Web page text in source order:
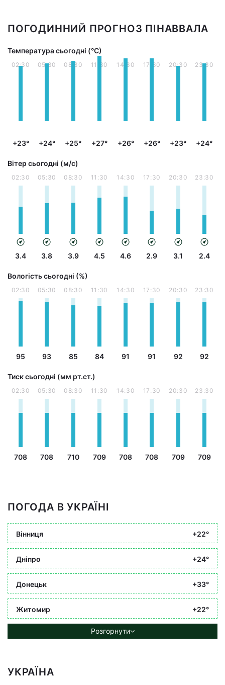
ПОГОДИННИЙ ПРОГНОЗ ПІНАВВАЛА
Температура сьогодні (°С)
02:30
+23°
05:30
+24°
08:30
+25°
11:30
+27°
14:30
+26°
17:30
+26°
20:30
+23°
23:30
+24°
Вітер сьогодні (м/с)
02:30
3.4
05:30
3.8
08:30
3.9
11:30
4.5
14:30
4.6
17:30
2.9
20:30
3.1
23:30
2.4
Вологість сьогодні (%)
02:30
95
05:30
93
08:30
85
11:30
84
14:30
91
17:30
91
20:30
92
23:30
92
Тиск сьогодні (мм рт.ст.)
02:30
708
05:30
708
08:30
710
11:30
709
14:30
708
17:30
708
20:30
709
23:30
709
ПОГОДА В УКРАЇНІ
Вінниця +22°
Дніпро +24°
Донецьк +33°
Житомир +22°
Розгорнути
УКРАЇНА